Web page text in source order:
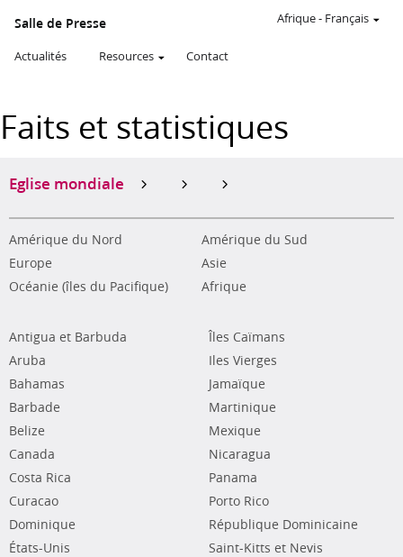
Salle de Presse
Actualités Resources Contact
Afrique- Français
Faits et statistiques
Eglise mondiale
Amérique du Nord
Amérique du Sud
Europe
Asie
Océanie (îles du Pacifique)
Afrique
Antigua et Barbuda
Aruba
Bahamas
Barbade
Belize
Canada
Costa Rica
Curacao
Dominique
États-Unis
Îles Caïmans
Iles Vierges
Jamaïque
Martinique
Mexique
Nicaragua
Panama
Porto Rico
République Dominicaine
Saint-Kitts et Nevis